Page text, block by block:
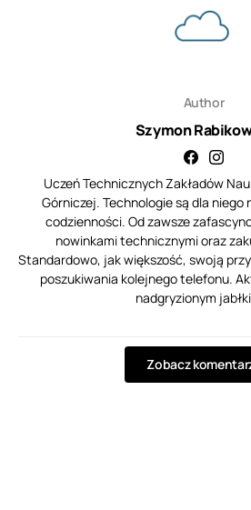
Author
Szymon
Uczeń Technicznych Zakładów
Górniczej. Technologie są dla niego
codzienności. Od zawsze
nowinkami technicznymi oraz
Standardowo, jak większość, swoją
poszukiwania kolejnego telefonu.
nadgryzionym
Zobacz